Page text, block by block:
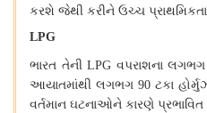
કરશે જેથી કરીને ઉચ્ચ
LPG
ભારત તેની LPG વપરાશના લગભગ
આયાતમાંથી લગભગ 90 ટકા
વર્તમાન ઘટનાઓને કારણે પ્રભાવિત